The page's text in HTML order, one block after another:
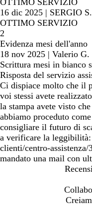
16 dic 2025 | SERGIO S.
OTTIMO SERVIZIO
2
Evidenza mesi dell'anno
18 nov 2025 | Valerio G.
Scrittura mesi in bianco
Risposta del servizio
Ci dispiace molto che il
voi stessi avete
la stampa avete visto
abbiamo proceduto
consigliare il futuro di
a verificare la
clienti/centro-
mandato una mail con